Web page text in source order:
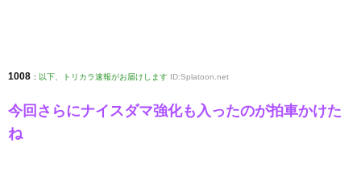
1008 : 以下、トリカラ速報がお届けします ID:Splatoon.net
今回さらにナイスダマ強化も入ったのが拍車かけた
ね